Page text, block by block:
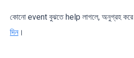
কোনো event বুঝতে help লাগলে, অনুগ্রহ করে
দিন।